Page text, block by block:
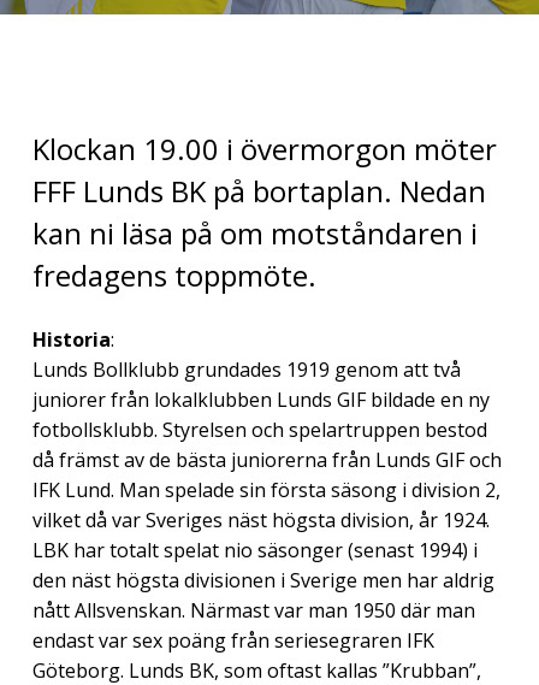
Klockan 19.00 i övermorgon möter
FFF Lunds BK på bortaplan. Nedan
kan ni läsa på om motståndaren i
fredagens toppmöte.
Historia:
Lunds Bollklubb grundades 1919 genom att två
juniorer från lokalklubben Lunds GIF bildade en ny
fotbollsklubb. Styrelsen och spelartruppen bestod
då främst av de bästa juniorerna från Lunds GIF och
IFK Lund. Man spelade sin första säsong i division 2,
vilket då var Sveriges näst högsta division, år 1924.
LBK har totalt spelat nio säsonger (senast 1994) i
den näst högsta divisionen i Sverige men har aldrig
nått Allsvenskan. Närmast var man 1950 där man
endast var sex poäng från seriesegraren IFK
Göteborg. Lunds BK, som oftast kallas ”Krubban”,